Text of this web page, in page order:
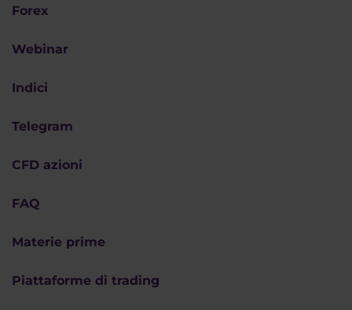
Forex
Webinar
Indici
Telegram
CFD azioni
FAQ
Materie prime
Piattaforme di trading